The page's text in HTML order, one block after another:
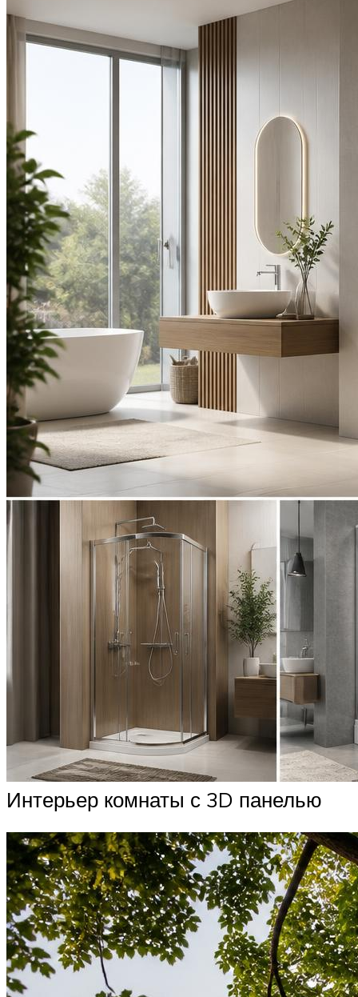
Интерьер комнаты с 3D панелью